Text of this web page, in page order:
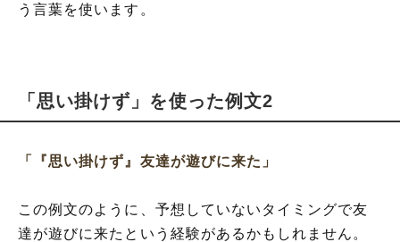
う言葉を使います。
「思い掛けず」を使った例文2
「『思い掛けず』友達が遊びに来た」
この例文のように、予想していないタイミングで友
達が遊びに来たという経験があるかもしれません。